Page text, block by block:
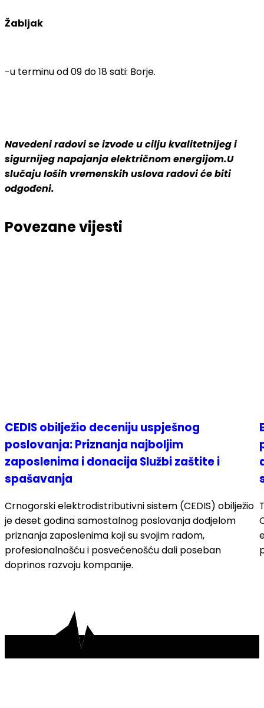
Žabljak
-u terminu od 09 do 18 sati: Borje.
Navedeni radovi se izvode u cilju kvalitetnijeg i
sigurnijeg napajanja električnom energijom.U
slučaju loših vremenskih uslova radovi će biti
odgođeni.
Povezane vijesti
CEDIS obilježio deceniju uspješnog
poslovanja: Priznanja najboljim
zaposlenima i donacija Službi zaštite i
spašavanja
Crnogorski elektrodistributivni sistem (CEDIS) obilježio
je deset godina samostalnog poslovanja dodjelom
priznanja zaposlenima koji su svojim radom,
profesionalnošću i posvećenošću dali poseban
doprinos razvoju kompanije.